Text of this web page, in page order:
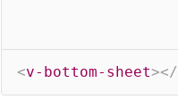
<v-bottom-sheet></